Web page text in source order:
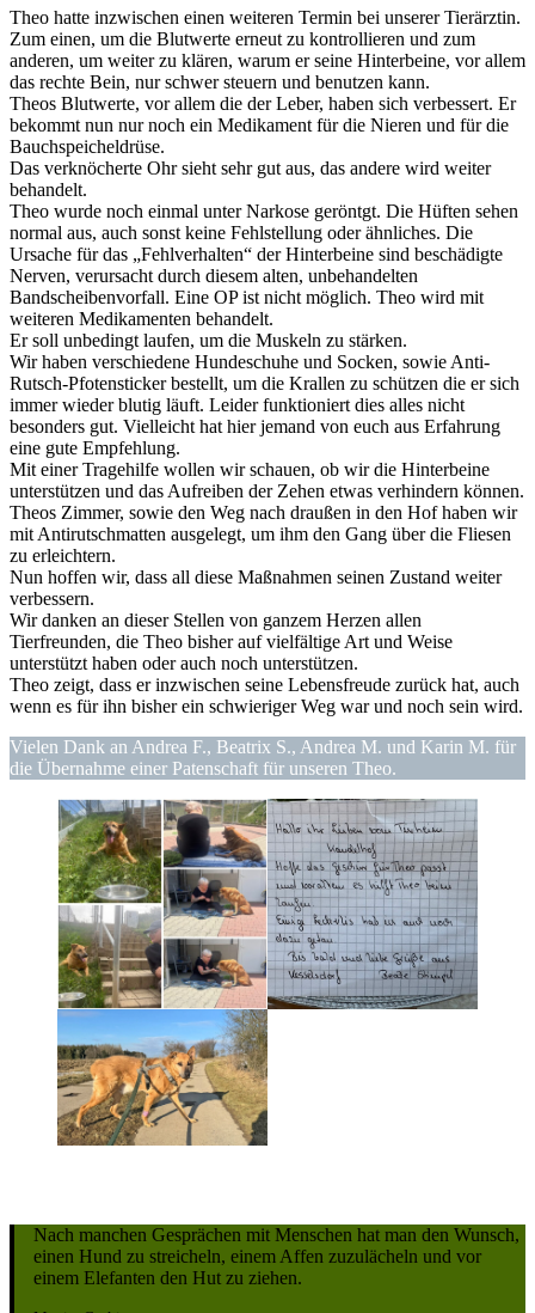
Theo hatte inzwischen einen weiteren Termin bei unserer Tierärztin.
Zum einen, um die Blutwerte erneut zu kontrollieren und zum
anderen, um weiter zu klären, warum er seine Hinterbeine, vor allem
das rechte Bein, nur schwer steuern und benutzen kann.
Theos Blutwerte, vor allem die der Leber, haben sich verbessert. Er
bekommt nun nur noch ein Medikament für die Nieren und für die
Bauchspeicheldrüse.
Das verknöcherte Ohr sieht sehr gut aus, das andere wird weiter
behandelt.
Theo wurde noch einmal unter Narkose geröntgt. Die Hüften sehen
normal aus, auch sonst keine Fehlstellung oder ähnliches. Die
Ursache für das „Fehlverhalten“ der Hinterbeine sind beschädigte
Nerven, verursacht durch diesem alten, unbehandelten
Bandscheibenvorfall. Eine OP ist nicht möglich. Theo wird mit
weiteren Medikamenten behandelt.
Er soll unbedingt laufen, um die Muskeln zu stärken.
Wir haben verschiedene Hundeschuhe und Socken, sowie Anti-
Rutsch-Pfotensticker bestellt, um die Krallen zu schützen die er sich
immer wieder blutig läuft. Leider funktioniert dies alles nicht
besonders gut. Vielleicht hat hier jemand von euch aus Erfahrung
eine gute Empfehlung.
Mit einer Tragehilfe wollen wir schauen, ob wir die Hinterbeine
unterstützen und das Aufreiben der Zehen etwas verhindern können.
Theos Zimmer, sowie den Weg nach draußen in den Hof haben wir
mit Antirutschmatten ausgelegt, um ihm den Gang über die Fliesen
zu erleichtern.
Nun hoffen wir, dass all diese Maßnahmen seinen Zustand weiter
verbessern.
Wir danken an dieser Stellen von ganzem Herzen allen
Tierfreunden, die Theo bisher auf vielfältige Art und Weise
unterstützt haben oder auch noch unterstützen.
Theo zeigt, dass er inzwischen seine Lebensfreude zurück hat, auch
wenn es für ihn bisher ein schwieriger Weg war und noch sein wird.
Vielen Dank an Andrea F., Beatrix S., Andrea M. und Karin M. für
die Übernahme einer Patenschaft für unseren Theo.
Nach manchen Gesprächen mit Menschen hat man den Wunsch,
einen Hund zu streicheln, einem Affen zuzulächeln und vor
einem Elefanten den Hut zu ziehen.